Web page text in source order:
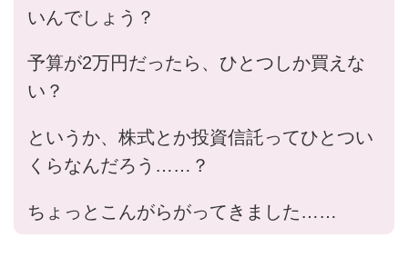
いんでしょう？
予算が2万円だったら、ひとつしか買えな
い？
というか、株式とか投資信託ってひとつい
くらなんだろう……？
ちょっとこんがらがってきました……